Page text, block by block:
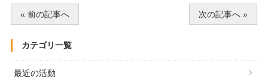
« 前の記事へ 次の記事へ »
カテゴリ一覧
最近の活動